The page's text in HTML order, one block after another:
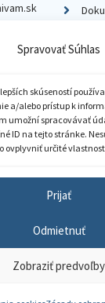
Spravovať Súhlas
skúseností
a/alebo prístup k
umožní spracovávať
ID na tejto stránke.
ovplyvniť určité
Prijať
Odmietnuť
Zobraziť predvoľby
ochrany
Sprístupnenie
GDPR